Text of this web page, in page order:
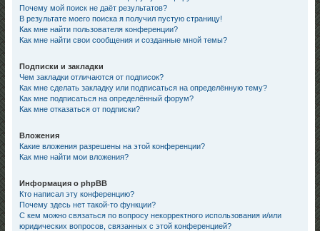
Почему мой поиск не даёт результатов?
В результате моего поиска я получил пустую страницу!
Как мне найти пользователя конференции?
Как мне найти свои сообщения и созданные мной темы?
Подписки и закладки
Чем закладки отличаются от подписок?
Как мне сделать закладку или подписаться на определённую тему?
Как мне подписаться на определённый форум?
Как мне отказаться от подписки?
Вложения
Какие вложения разрешены на этой конференции?
Как мне найти мои вложения?
Информация о phpBB
Кто написал эту конференцию?
Почему здесь нет такой-то функции?
С кем можно связаться по вопросу некорректного использования и/или
юридических вопросов, связанных с этой конференцией?